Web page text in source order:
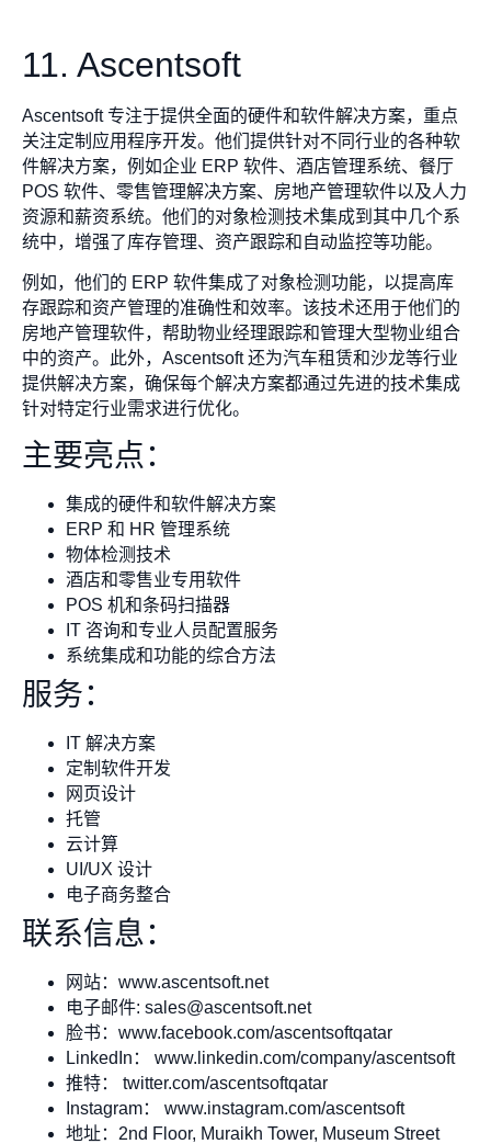
11. Ascentsoft
Ascentsoft 专注于提供全面的硬件和软件解决方案，重点
关注定制应用程序开发。他们提供针对不同行业的各种软
件解决方案，例如企业 ERP 软件、酒店管理系统、餐厅
POS 软件、零售管理解决方案、房地产管理软件以及人力
资源和薪资系统。他们的对象检测技术集成到其中几个系
统中，增强了库存管理、资产跟踪和自动监控等功能。
例如，他们的 ERP 软件集成了对象检测功能，以提高库
存跟踪和资产管理的准确性和效率。该技术还用于他们的
房地产管理软件，帮助物业经理跟踪和管理大型物业组合
中的资产。此外，Ascentsoft 还为汽车租赁和沙龙等行业
提供解决方案，确保每个解决方案都通过先进的技术集成
针对特定行业需求进行优化。
主要亮点：
集成的硬件和软件解决方案
ERP 和 HR 管理系统
物体检测技术
酒店和零售业专用软件
POS 机和条码扫描器
IT 咨询和专业人员配置服务
系统集成和功能的综合方法
服务：
IT 解决方案
定制软件开发
网页设计
托管
云计算
UI/UX 设计
电子商务整合
联系信息：
网站：www.ascentsoft.net
电子邮件: sales@ascentsoft.net
脸书：www.facebook.com/ascentsoftqatar
LinkedIn： www.linkedin.com/company/ascentsoft
推特： twitter.com/ascentsoftqatar
Instagram： www.instagram.com/ascentsoft
地址：2nd Floor, Muraikh Tower, Museum Street